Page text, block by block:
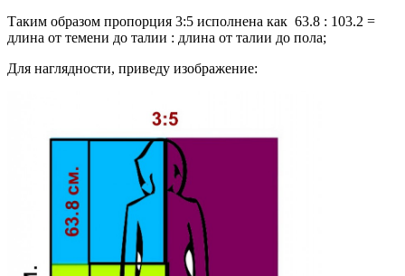
Таким образом пропорция 3:5 исполнена как 63.8 : 103.2 =
длина от темени до талии : длина от талии до пола;
Для наглядности, приведу изображение: